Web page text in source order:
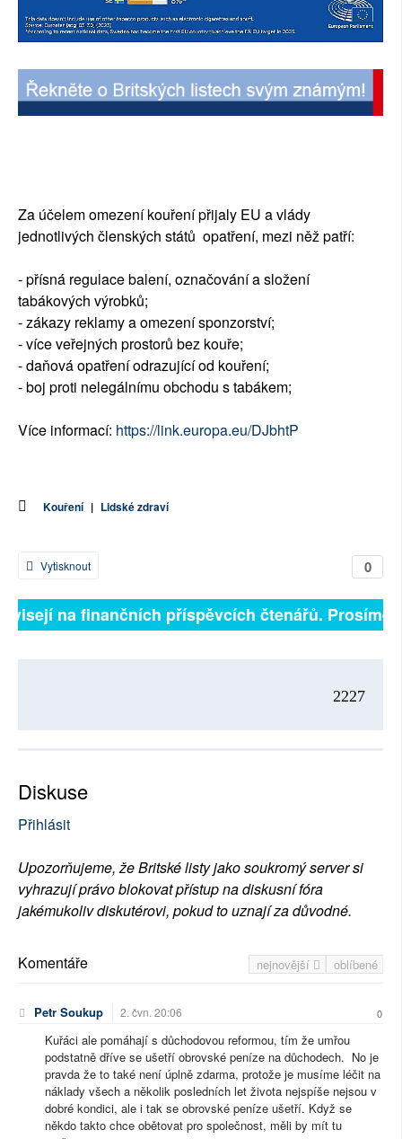
Za účelem omezení kouření přijaly EU a vlády
jednotlivých členských států opatření, mezi něž patří:
- přísná regulace balení, označování a složení
tabákových výrobků;
- zákazy reklamy a omezení sponzorství;
- více veřejných prostorů bez kouře;
- daňová opatření odrazující od kouření;
- boj proti nelegálnímu obchodu s tabákem;
Více informací: https://link.europa.eu/DJbhtP
Kouření | Lidské zdraví
0
Vytisknout
na finančních příspěvcích čtenářů. Prosíme,
2227
Diskuse
Přihlásit
Upozorňujeme, že Britské listy jako soukromý server si
vyhrazují právo blokovat přístup na diskusní fóra
jakémukoliv diskutérovi, pokud to uznají za důvodné.
nejnovější oblíbené
Komentáře
Petr Soukup 2. čvn. 20:06 0
Kuřáci ale pomáhají s důchodovou reformou, tím že umřou
podstatně dříve se ušetří obrovské peníze na důchodech. No je
pravda že to také není úplně zdarma, protože je musíme léčit na
náklady všech a několik posledních let života nejspíše nejsou v
dobré kondici, ale i tak se obrovské peníze ušetří. Když se
někdo takto chce obětovat pro společnost, měli by mít tu